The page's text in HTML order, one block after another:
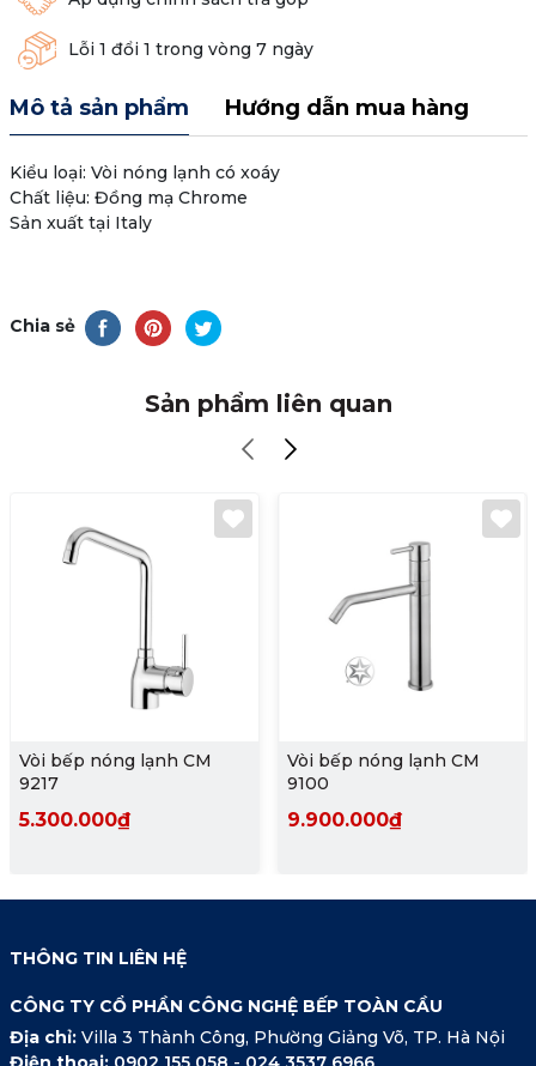
Lỗi 1 đổi 1 trong vòng 7 ngày
Mô tả sản phẩm Hướng dẫn mua hàng
Kiểu loại: Vòi nóng lạnh có xoáy
Chất liệu: Đồng mạ Chrome
Sản xuất tại Italy
Chia sẻ
Sản phẩm liên quan
Vòi bếp nóng lạnh CM
9217
5.300.000₫
Vòi bếp nóng lạnh CM
9100
9.900.000₫
THÔNG TIN LIÊN HỆ
CÔNG TY CỔ PHẦN CÔNG NGHỆ BẾP TOÀN CẦU
Địa chỉ: Villa 3 Thành Công, Phường Giảng Võ, TP. Hà Nội